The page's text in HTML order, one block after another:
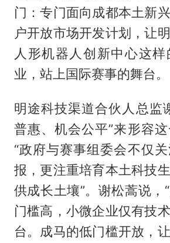
门：专门面向成都本土新
户开放市场开发计划，让
人形机器人创新中心这
业，站上国际赛事的舞台。
明途科技渠道合伙人总监
普惠、机会公平”来形容这
“政府与赛事组委会不仅
报，更注重培育本土科技
供成长土壤”。谢松蒿说，
门槛高，小微企业仅有技
台。成马的低门槛开放，